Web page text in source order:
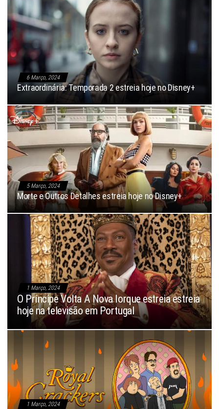
6 Março, 2024
Extraordinária: Temporada 2 estreia hoje no Disney+
5 Março, 2024
Morte e Outros Detalhes estreia hoje no Disney+
1 Março, 2024
O Príncipe Volta A Nova Iorque estreia estreia
hoje na televisão em Portugal
1 Março, 2024